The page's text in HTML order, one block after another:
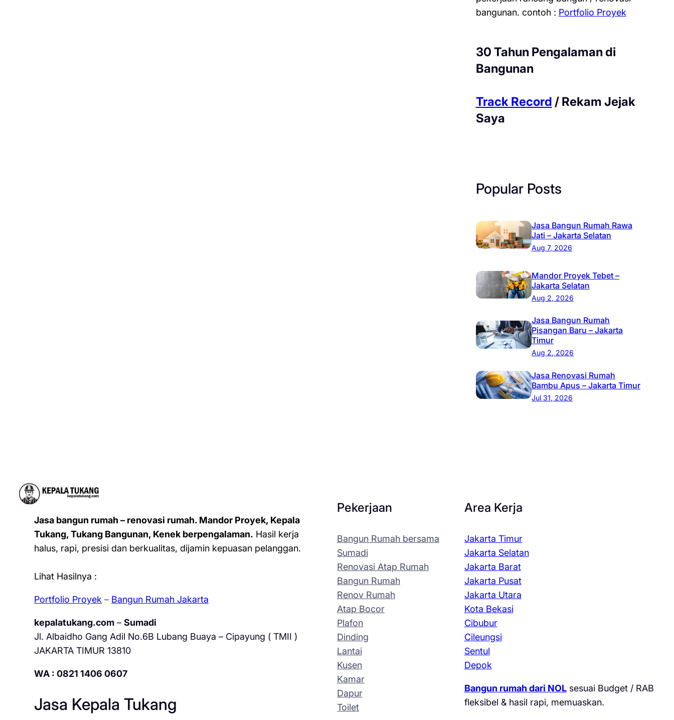
bangunan. contoh : Portfolio Proyek
30 Tahun Pengalaman di
Bangunan
Track Record / Rekam Jejak
Saya
Popular Posts
Jasa Bangun Rumah Rawa
Jati – Jakarta Selatan
Aug 7, 2026
Mandor Proyek Tebet –
Jakarta Selatan
Aug 2, 2026
Jasa Bangun Rumah
Pisangan Baru – Jakarta
Timur
Aug 2, 2026
Jasa Renovasi Rumah
Bambu Apus – Jakarta Timur
Jul 31, 2026
Jasa bangun rumah – renovasi rumah. Mandor Proyek, Kepala
Tukang, Tukang Bangunan, Kenek berpengalaman. Hasil kerja
halus, rapi, presisi dan berkualitas, dijamin kepuasan pelanggan.
Lihat Hasilnya :
Portfolio Proyek – Bangun Rumah Jakarta
kepalatukang.com– Sumadi
Jl. Albaidho Gang Adil No.6B Lubang Buaya – Cipayung ( TMII )
JAKARTA TIMUR 13810
WA : 0821 1406 0607
Jasa Kepala Tukang
Pekerjaan
Bangun Rumah bersama
Sumadi
Renovasi Atap Rumah
Bangun Rumah
Renov Rumah
Atap Bocor
Plafon
Dinding
Lantai
Kusen
Kamar
Dapur
Toilet
Area Kerja
Jakarta Timur
Jakarta Selatan
Jakarta Barat
Jakarta Pusat
Jakarta Utara
Kota Bekasi
Cibubur
Cileungsi
Sentul
Depok
Bangun rumah dari NOLsesuai Budget / RAB
fleksibel & hasil rapi, memuaskan.